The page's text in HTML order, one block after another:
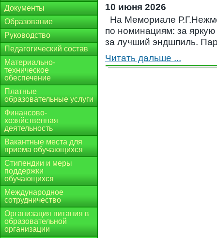
Документы
Образование
Руководство
Педагогический состав
Материально-
техническое
обеспечение
Платные
образовательные услуги
Финансово-
хозяйственная
деятельность
Вакантные места для
приема обучающихся
Стипендии и меры
поддержки
обучающихся
Международное
сотрудничество
Организация питания в
образовательной
организации
10 июня 2026
На Мемориале
по номинациям: за
за лучший эндшпиль.
Читать дальше ...